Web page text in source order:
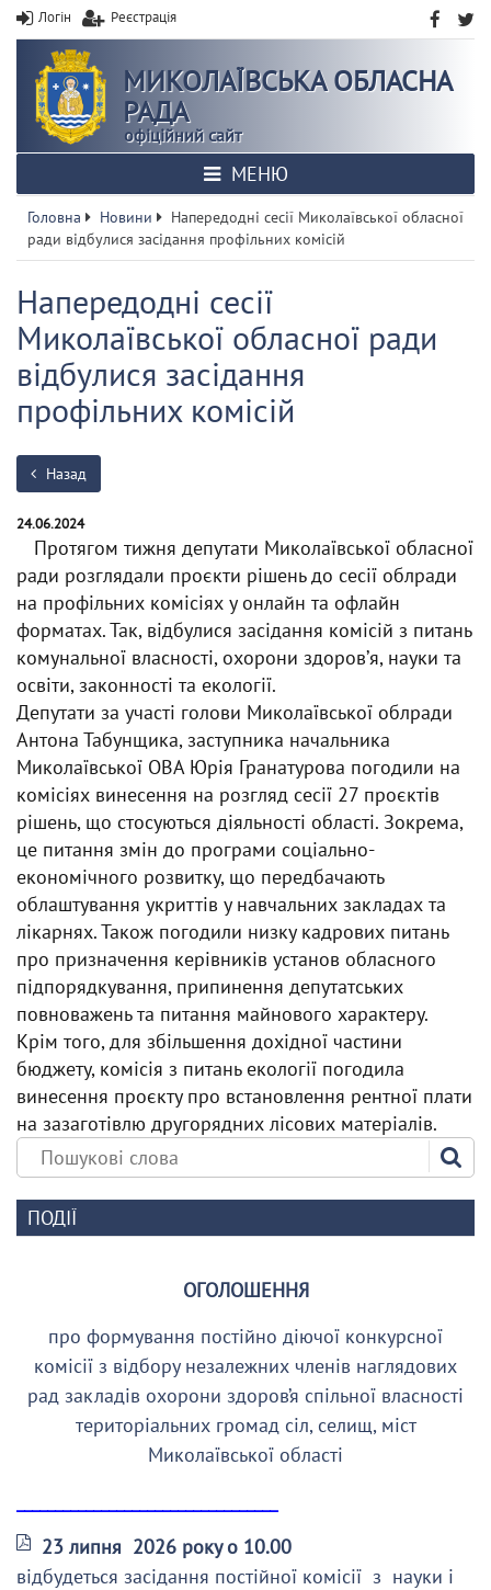
Логін Реєстрація
МИКОЛАЇВСЬКА ОБЛАСНА
РАДА
офіційний сайт
МЕНЮ
Головна Новини
Напередодні сесії Миколаївської обласної
ради відбулися засідання профільних комісій
Напередодні сесії
Миколаївської обласної ради
відбулися засідання
профільних комісій
Назад
24.06.2024
Протягом тижня депутати Миколаївської обласної
ради розглядали проєкти рішень до сесії облради
на профільних комісіях у онлайн та офлайн
форматах. Так, відбулися засідання комісій з питань
комунальної власності, охорони здоровʼя, науки та
освіти, законності та екології.
Депутати за участі голови Миколаївської облради
Антона Табунщика, заступника начальника
Миколаївської ОВА Юрія Гранатурова погодили на
комісіях винесення на розгляд сесії 27 проєктів
рішень, що стосуються діяльності області. Зокрема,
це питання змін до програми соціально-
економічного розвитку, що передбачають
облаштування укриттів у навчальних закладах та
лікарнях. Також погодили низку кадрових питань
про призначення керівників установ обласного
підпорядкування, припинення депутатських
повноважень та питання майнового характеру.
Крім того, для збільшення дохідної частини
бюджету, комісія з питань екології погодила
винесення проєкту про встановлення рентної плати
на зазаготівлю другорядних лісових матеріалів.
ПОДІЇ
ОГОЛОШЕННЯ
про формування постійно діючої конкурсної
комісії з відбору незалежних членів наглядових
рад закладів охорони здоров’я спільної власності
територіальних громад сіл, селищ, міст
Миколаївської області
23 липня 2026 року о 10.00
відбудеться засідання постійної комісії з науки і